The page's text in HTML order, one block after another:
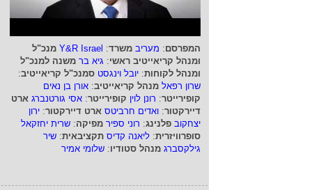
המפרסם: מעריב משרד:
Y&R Israel מנכ"ל
ומנהל קריאייטיב ראשי: גיא בר משנה למנכ"ל
ומנהל לקוחות: יובל וינגסט סמנכ"ל קריאייטיב:
שרון רפאל מנהל קריאייטיב: אורן בן נאים
קופירייטר: רונן לוין קופירייטר: אסי גורטנברג ארט
דיירקטור: ואדים חרביטס ארט דיירקטור: ירון
יצחקוב פלנינג: רוני ספיר מפיקה: שרית יחזקאל
סופרוויזרית: ליאנה קדיס תקציבאית: שיר
גילקסברג מנהל סטודיו: שלומי אמיר